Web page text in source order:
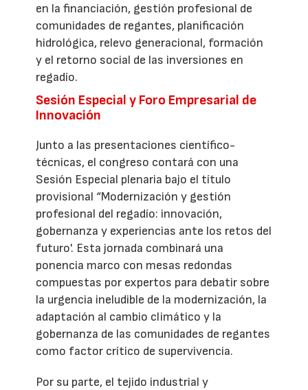
en la financiación, gestión profesional de
comunidades de regantes, planificación
hidrológica, relevo generacional, formación
y el retorno social de las inversiones en
regadío.
Sesión Especial y Foro Empresarial de
Innovación
Junto a las presentaciones científico-
técnicas, el congreso contará con una
Sesión Especial plenaria bajo el título
provisional “Modernización y gestión
profesional del regadío: innovación,
gobernanza y experiencias ante los retos del
futuro'. Esta jornada combinará una
ponencia marco con mesas redondas
compuestas por expertos para debatir sobre
la urgencia ineludible de la modernización, la
adaptación al cambio climático y la
gobernanza de las comunidades de regantes
como factor crítico de supervivencia.
Por su parte, el tejido industrial y